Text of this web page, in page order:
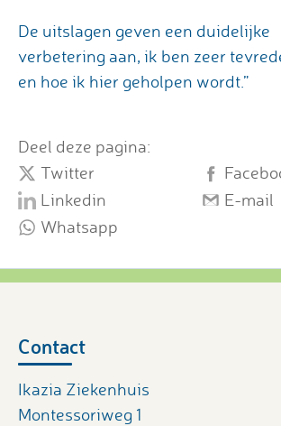
De uitslagen geven een duidelijke
verbetering aan, ik ben zeer
en hoe ik hier geholpen wordt.”
Deel deze pagina:
Twitter
Linkedin
E-mail
Whatsapp
Contact
Ikazia Ziekenhuis
Montessoriweg 1